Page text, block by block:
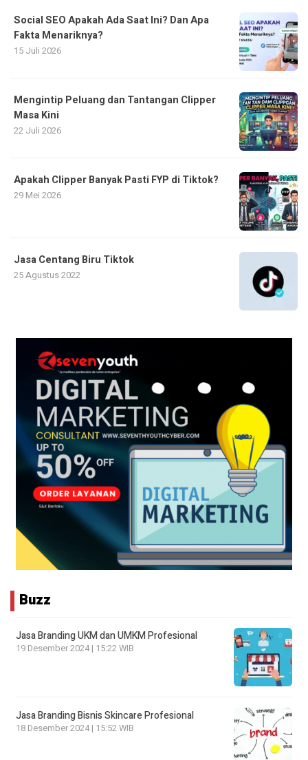
Social SEO Apakah Ada Saat Ini? Dan Apa
Fakta Menariknya?
15 Juli 2026
Mengintip Peluang dan Tantangan Clipper
Masa Kini
22 Juli 2026
Apakah Clipper Banyak Pasti FYP di Tiktok?
29 Mei 2026
Jasa Centang Biru Tiktok
25 Agustus 2022
Buzz
Jasa Branding UKM dan UMKM Profesional
19 Desember 2024 | 15:22 WIB
Jasa Branding Bisnis Skincare Profesional
18 Desember 2024 | 15:52 WIB